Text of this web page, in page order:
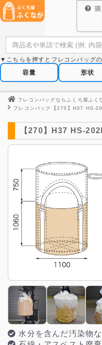
▼こちらを押すとフレコンバッグ
容量 形状
フレコンバッグならふくろ屋ふく
フレコンバック【270】H37 HS-
【270】H37 HS-
水分を含んだ汚染物